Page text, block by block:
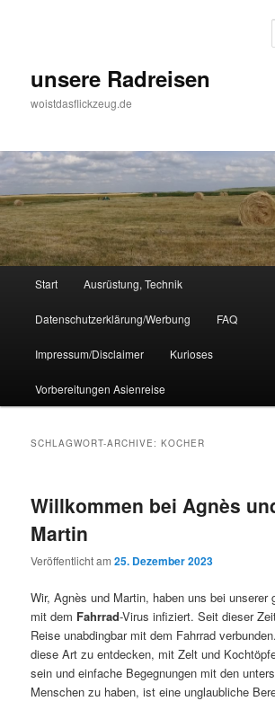
unsere Radreisen
woistdasflickzeug.de
Start Ausrüstung, Technik
Datenschutzerklärung/Werbung FAQ
Impressum/Disclaimer Kurioses
Vorbereitungen Asienreise
SCHLAGWORT-ARCHIVE:KOCHER
Willkommen bei Agnès
Martin
Veröffentlicht am25. Dezember 2023
Wir, Agnès und Martin, haben uns bei unserer
mit dem Fahrrad-Virus infiziert. Seit dieser
Reise unabdingbar mit dem Fahrrad
diese Art zu entdecken, mit Zelt und
sein und einfache Begegnungen mit den
Menschen zu haben, ist eine unglaubliche